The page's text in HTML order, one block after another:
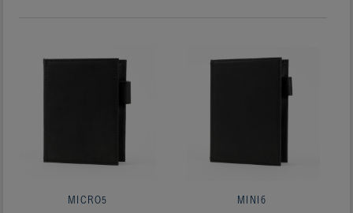
MICRO5 MINI6